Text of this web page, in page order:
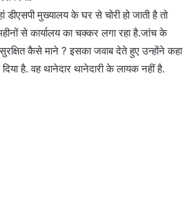
मुख्यालय के घर से चोरी हो जाती है तो
से कार्यालय का चक्कर लगा रहा है.जांच के
कैसे माने ? इसका जवाब देते हुए उन्होंने कहा
है. वह थानेदार थानेदारी के लायक नहीं है.